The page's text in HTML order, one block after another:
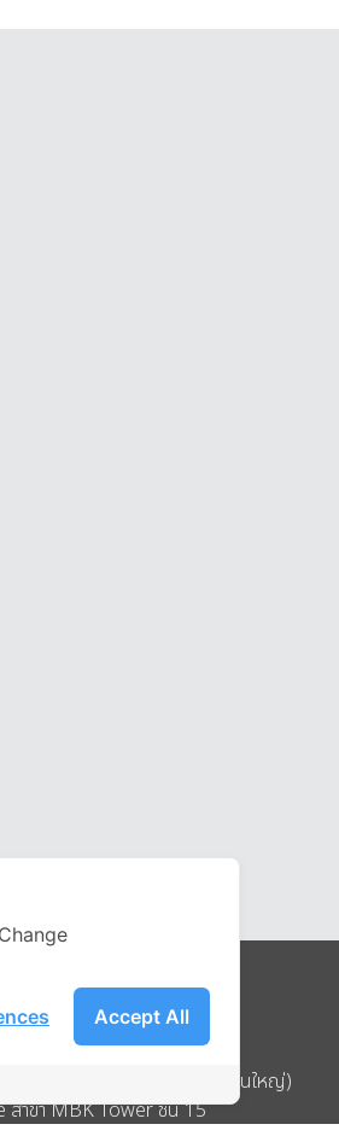
อิกไนท์ เอ สตาร์ จำกัด (สำนักงานใหญ่)
สาขา MBK Tower ชั้น 15
Accept All